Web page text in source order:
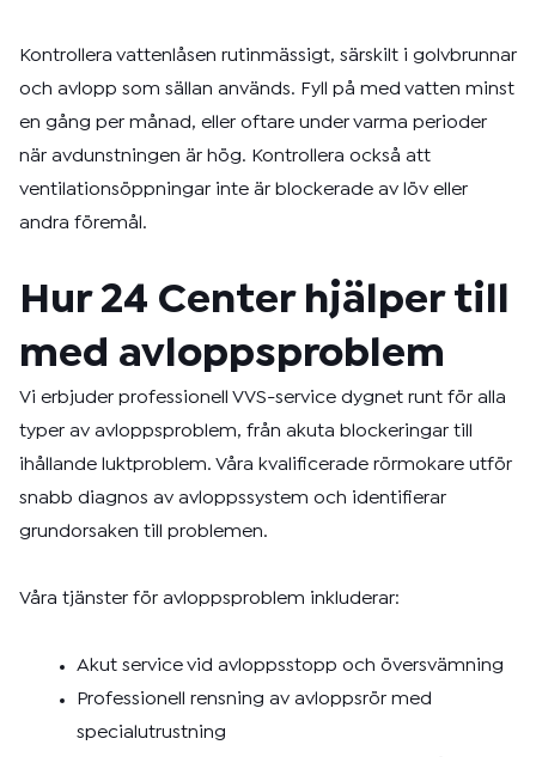
Kontrollera vattenlåsen rutinmässigt, särskilt i golvbrunnar
och avlopp som sällan används. Fyll på med vatten minst
en gång per månad, eller oftare under varma perioder
när avdunstningen är hög. Kontrollera också att
ventilationsöppningar inte är blockerade av löv eller
andra föremål.
Hur 24 Center hjälper till
med avloppsproblem
Vi erbjuder professionell VVS-service dygnet runt för alla
typer av avloppsproblem, från akuta blockeringar till
ihållande luktproblem. Våra kvalificerade rörmokare utför
snabb diagnos av avloppssystem och identifierar
grundorsaken till problemen.
Våra tjänster för avloppsproblem inkluderar:
Akut service vid avloppsstopp och översvämning
Professionell rensning av avloppsrör med
specialutrustning